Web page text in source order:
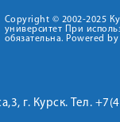
Copyright © 2002-2025
университет При
обязательна. Powered
г. Курск. Тел.